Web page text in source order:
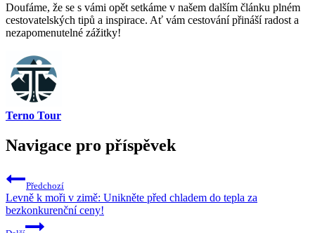
Doufáme, že se s vámi opět setkáme v našem dalším článku plném
cestovatelských tipů a inspirace. Ať vám cestování přináší radost a
nezapomenutelné zážitky!
Terno Tour
Navigace pro příspěvek
Předchozí
Levně k moři v zimě: Unikněte před chladem do tepla za
bezkonkurenční ceny!